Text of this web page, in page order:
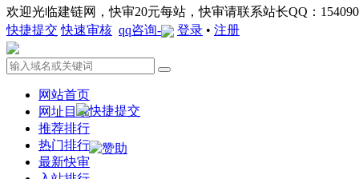
欢迎光临建链网，快审20元每站，快审请联系站长QQ：
快捷提交 快速审核 qq咨询- 登录 • 注册
网站首页
网址目录
推荐排行
热门排行
最新快审